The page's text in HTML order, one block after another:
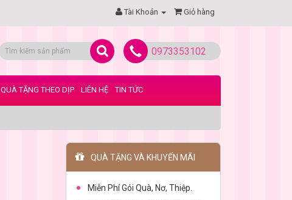
Tài Khoản Giỏ hàng
0973353102
QUÀ TẶNG THEO DỊP LIÊN HỆ TIN TỨC
QUÀ TẶNG VÀ KHUYẾN MÃI
Miễn Phí Gói Quà, Nơ, Thiệp.